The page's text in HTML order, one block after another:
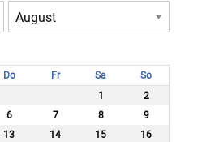
Do Fr Sa
So
1
2
6 7 8
9
13 14 15
16